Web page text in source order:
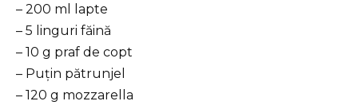
– 200 ml lapte
– 5 linguri făină
– 10 g praf de copt
– Puțin pătrunjel
– 120 g mozzarella